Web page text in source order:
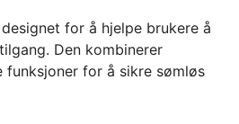
for å hjelpe brukere å
Den kombinerer
funksjoner for å sikre sømløs